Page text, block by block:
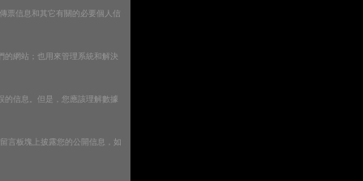
票信息和其它有關的必要個人信
的網站；也用來管理系統和解決
的信息。但是，您應該理解數據
言板塊上披露您的公開信息，如